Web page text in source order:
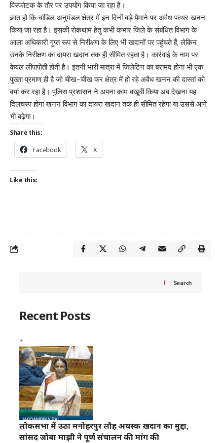
विस्फोटक के तौर पर उपयोग किया जा रहा है।
ज्ञात हो कि चांडिल अनुमंडल क्षेत्र में इन दिनों बड़े पैमाने पर अवैध पत्थर खनन
किया जा रहा है। इसकी रोकथाम हेतु कभी कभार जिले के संबंधित विभाग के
आला अधिकारी गुप्त रूप से निरीक्षण के लिए भी खदानों पर पहुंचते हैं, लेकिन
उनके निरीक्षण का दायरा खदान तक ही सीमित रहता है। कार्रवाई के नाम पर
केवल लीपापोती होती है। इतनी भारी मात्रा में जिलेटिन का बरामद होना भी एक
पुख्ता प्रमाण ही है जो चीख-चीख कर क्षेत्र में हो रहे अवैध खनन की दास्तां को
बयां कर रहा है। पुलिस प्रशासन ने अपना काम बखूबी किया अब देखना यह
दिलचस्प होगा खनन विभाग का दायरा खदान तक ही सीमित रहेगा या उससे आगे
भी बढ़ेगा।
Share this:
Facebook X
Like this:
Search
Recent Posts
लोकसभा में उठा मनोहरपुर लौह अयस्क खदान का मुद्दा,
सांसद जोबा माझी ने पूर्ण संचालन की मांग की